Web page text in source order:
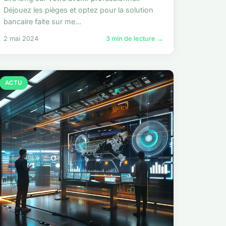
Déjouez les pièges et optez pour la solution
bancaire faite sur me...
2 mai 2024 3 min de lecture →
ACTU